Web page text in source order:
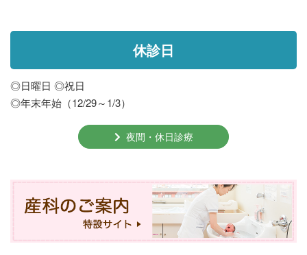
休診日
◎日曜日 ◎祝日
◎年末年始（12/29～1/3）
夜間・休日診療